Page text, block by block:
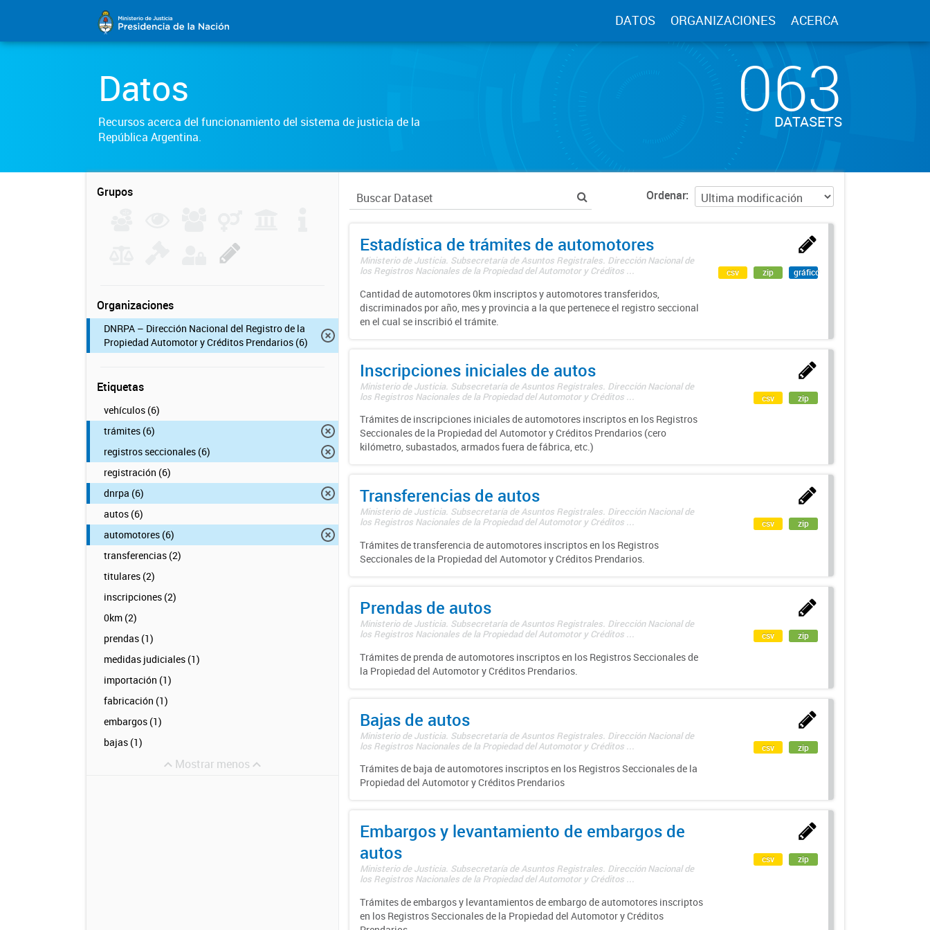
DATOS ORGANIZACIONES ACERCA
Datos
Recursos acerca del funcionamiento del sistema de justicia de la
República Argentina.
063
DATASETS
Grupos
Organizaciones
DNRPA – Dirección Nacional del Registro de la
Propiedad Automotor y Créditos Prendarios (6)
Etiquetas
vehículos (6)
trámites (6)
registros seccionales (6)
registración (6)
dnrpa (6)
autos (6)
automotores (6)
transferencias (2)
titulares (2)
inscripciones (2)
0km (2)
prendas (1)
medidas judiciales (1)
importación (1)
fabricación (1)
embargos (1)
bajas (1)
Mostrar menos
Ordenar
Estadística de trámites de automotores
Ministerio de Justicia. Subsecretaría de Asuntos Registrales. Dirección Nacional de
los Registros Nacionales de la Propiedad del Automotor y Créditos ...
Cantidad de automotores 0km inscriptos y automotores transferidos,
discriminados por año, mes y provincia a la que pertenece el registro seccional
en el cual se inscribió el trámite.
csv zip gráfico
Inscripciones iniciales de autos
Ministerio de Justicia. Subsecretaría de Asuntos Registrales. Dirección Nacional de
los Registros Nacionales de la Propiedad del Automotor y Créditos ...
Trámites de inscripciones iniciales de automotores inscriptos en los Registros
Seccionales de la Propiedad del Automotor y Créditos Prendarios (cero
kilómetro, subastados, armados fuera de fábrica, etc.)
csv zip
Transferencias de autos
Ministerio de Justicia. Subsecretaría de Asuntos Registrales. Dirección Nacional de
los Registros Nacionales de la Propiedad del Automotor y Créditos ...
Trámites de transferencia de automotores inscriptos en los Registros
Seccionales de la Propiedad del Automotor y Créditos Prendarios.
csv zip
Prendas de autos
Ministerio de Justicia. Subsecretaría de Asuntos Registrales. Dirección Nacional de
los Registros Nacionales de la Propiedad del Automotor y Créditos ...
Trámites de prenda de automotores inscriptos en los Registros Seccionales de
la Propiedad del Automotor y Créditos Prendarios.
csv zip
Bajas de autos
Ministerio de Justicia. Subsecretaría de Asuntos Registrales. Dirección Nacional de
los Registros Nacionales de la Propiedad del Automotor y Créditos ...
Trámites de baja de automotores inscriptos en los Registros Seccionales de la
Propiedad del Automotor y Créditos Prendarios
csv zip
Embargos y levantamiento de embargos de
autos
Ministerio de Justicia. Subsecretaría de Asuntos Registrales. Dirección Nacional de
los Registros Nacionales de la Propiedad del Automotor y Créditos ...
Trámites de embargos y levantamientos de embargo de automotores inscriptos
en los Registros Seccionales de la Propiedad del Automotor y Créditos
csv zip